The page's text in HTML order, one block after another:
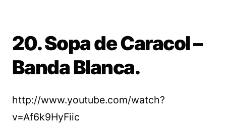
20. Sopa de Caracol –
Banda Blanca.
http://www.youtube.com/watch?
v=Af6k9HyFiic